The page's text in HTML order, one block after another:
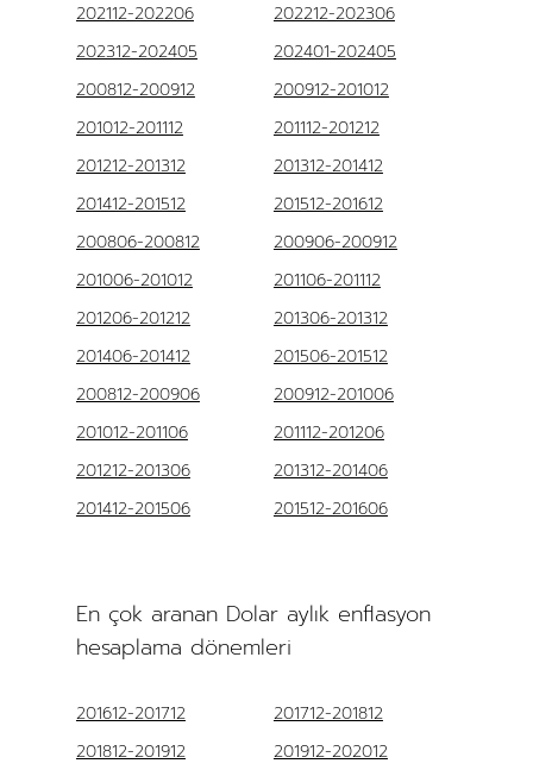
202112-202206
202212-202306
202312-202405
202401-202405
200812-200912
200912-201012
201012-201112
201112-201212
201212-201312
201312-201412
201412-201512
201512-201612
200806-200812
200906-200912
201006-201012
201106-201112
201206-201212
201306-201312
201406-201412
201506-201512
200812-200906
200912-201006
201012-201106
201112-201206
201212-201306
201312-201406
201412-201506
201512-201606
En çok aranan Dolar aylık enflasyon
hesaplama dönemleri
201612-201712
201712-201812
201812-201912
201912-202012